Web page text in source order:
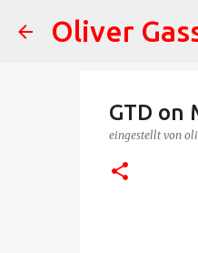
Oliver
GTD on
eingestellt von